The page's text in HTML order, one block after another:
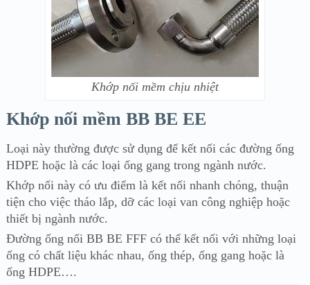
Khớp nối mềm chịu nhiệt
Khớp nối mềm BB BE EE
Loại này thường được sử dụng để kết nối các đường ống
HDPE hoặc là các loại ống gang trong ngành nước.
Khớp nối này có ưu điểm là kết nối nhanh chóng, thuận
tiện cho việc tháo lắp, dỡ các loại van công nghiệp hoặc
thiết bị ngành nước.
Đường ống nối BB BE FFF có thể kết nối với những loại
ống có chất liệu khác nhau, ống thép, ống gang hoặc là
ống HDPE….